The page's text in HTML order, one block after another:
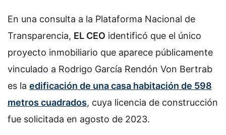
En una consulta a la Plataforma Nacional de
Transparencia, EL CEO identificó que el único
proyecto inmobiliario que aparece públicamente
vinculado a Rodrigo García Rendón Von Bertrab
es la edificación de una casa habitación de 598
metros cuadrados, cuya licencia de construcción
fue solicitada en agosto de 2023.